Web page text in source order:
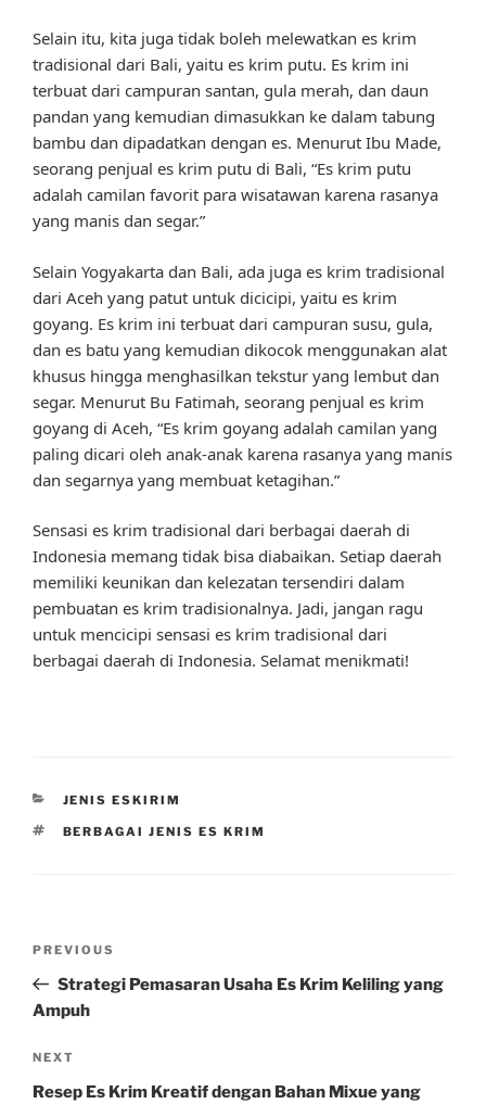
Selain itu, kita juga tidak boleh melewatkan es krim
tradisional dari Bali, yaitu es krim putu. Es krim ini
terbuat dari campuran santan, gula merah, dan daun
pandan yang kemudian dimasukkan ke dalam tabung
bambu dan dipadatkan dengan es. Menurut Ibu Made,
seorang penjual es krim putu di Bali, “Es krim putu
adalah camilan favorit para wisatawan karena rasanya
yang manis dan segar.”
Selain Yogyakarta dan Bali, ada juga es krim tradisional
dari Aceh yang patut untuk dicicipi, yaitu es krim
goyang. Es krim ini terbuat dari campuran susu, gula,
dan es batu yang kemudian dikocok menggunakan alat
khusus hingga menghasilkan tekstur yang lembut dan
segar. Menurut Bu Fatimah, seorang penjual es krim
goyang di Aceh, “Es krim goyang adalah camilan yang
paling dicari oleh anak-anak karena rasanya yang manis
dan segarnya yang membuat ketagihan.”
Sensasi es krim tradisional dari berbagai daerah di
Indonesia memang tidak bisa diabaikan. Setiap daerah
memiliki keunikan dan kelezatan tersendiri dalam
pembuatan es krim tradisionalnya. Jadi, jangan ragu
untuk mencicipi sensasi es krim tradisional dari
berbagai daerah di Indonesia. Selamat menikmati!
CATEGORIES
JENIS ESKIRIM
TAGS
BERBAGAI JENIS ES KRIM
Previous
Post
PREVIOUS
Strategi Pemasaran Usaha Es Krim Keliling yang
Ampuh
Next
Post
NEXT
Resep Es Krim Kreatif dengan Bahan Mixue yang